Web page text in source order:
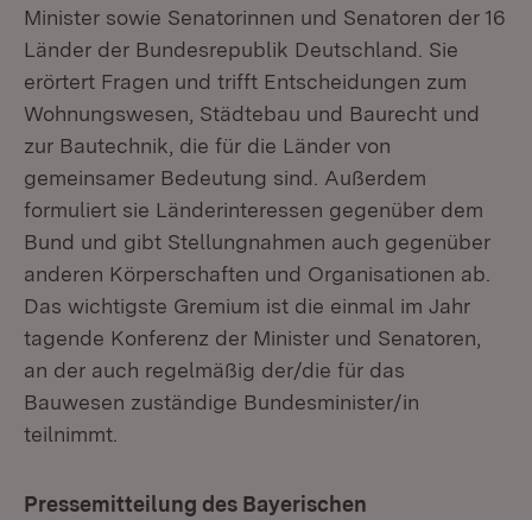
Minister sowie Senatorinnen und Senatoren der 16
Länder der Bundesrepublik Deutschland. Sie
erörtert Fragen und trifft Entscheidungen zum
Wohnungswesen, Städtebau und Baurecht und
zur Bautechnik, die für die Länder von
gemeinsamer Bedeutung sind. Außerdem
formuliert sie Länderinteressen gegenüber dem
Bund und gibt Stellungnahmen auch gegenüber
anderen Körperschaften und Organisationen ab.
Das wichtigste Gremium ist die einmal im Jahr
tagende Konferenz der Minister und Senatoren,
an der auch regelmäßig der/die für das
Bauwesen zuständige Bundesminister/in
teilnimmt.
Pressemitteilung des Bayerischen